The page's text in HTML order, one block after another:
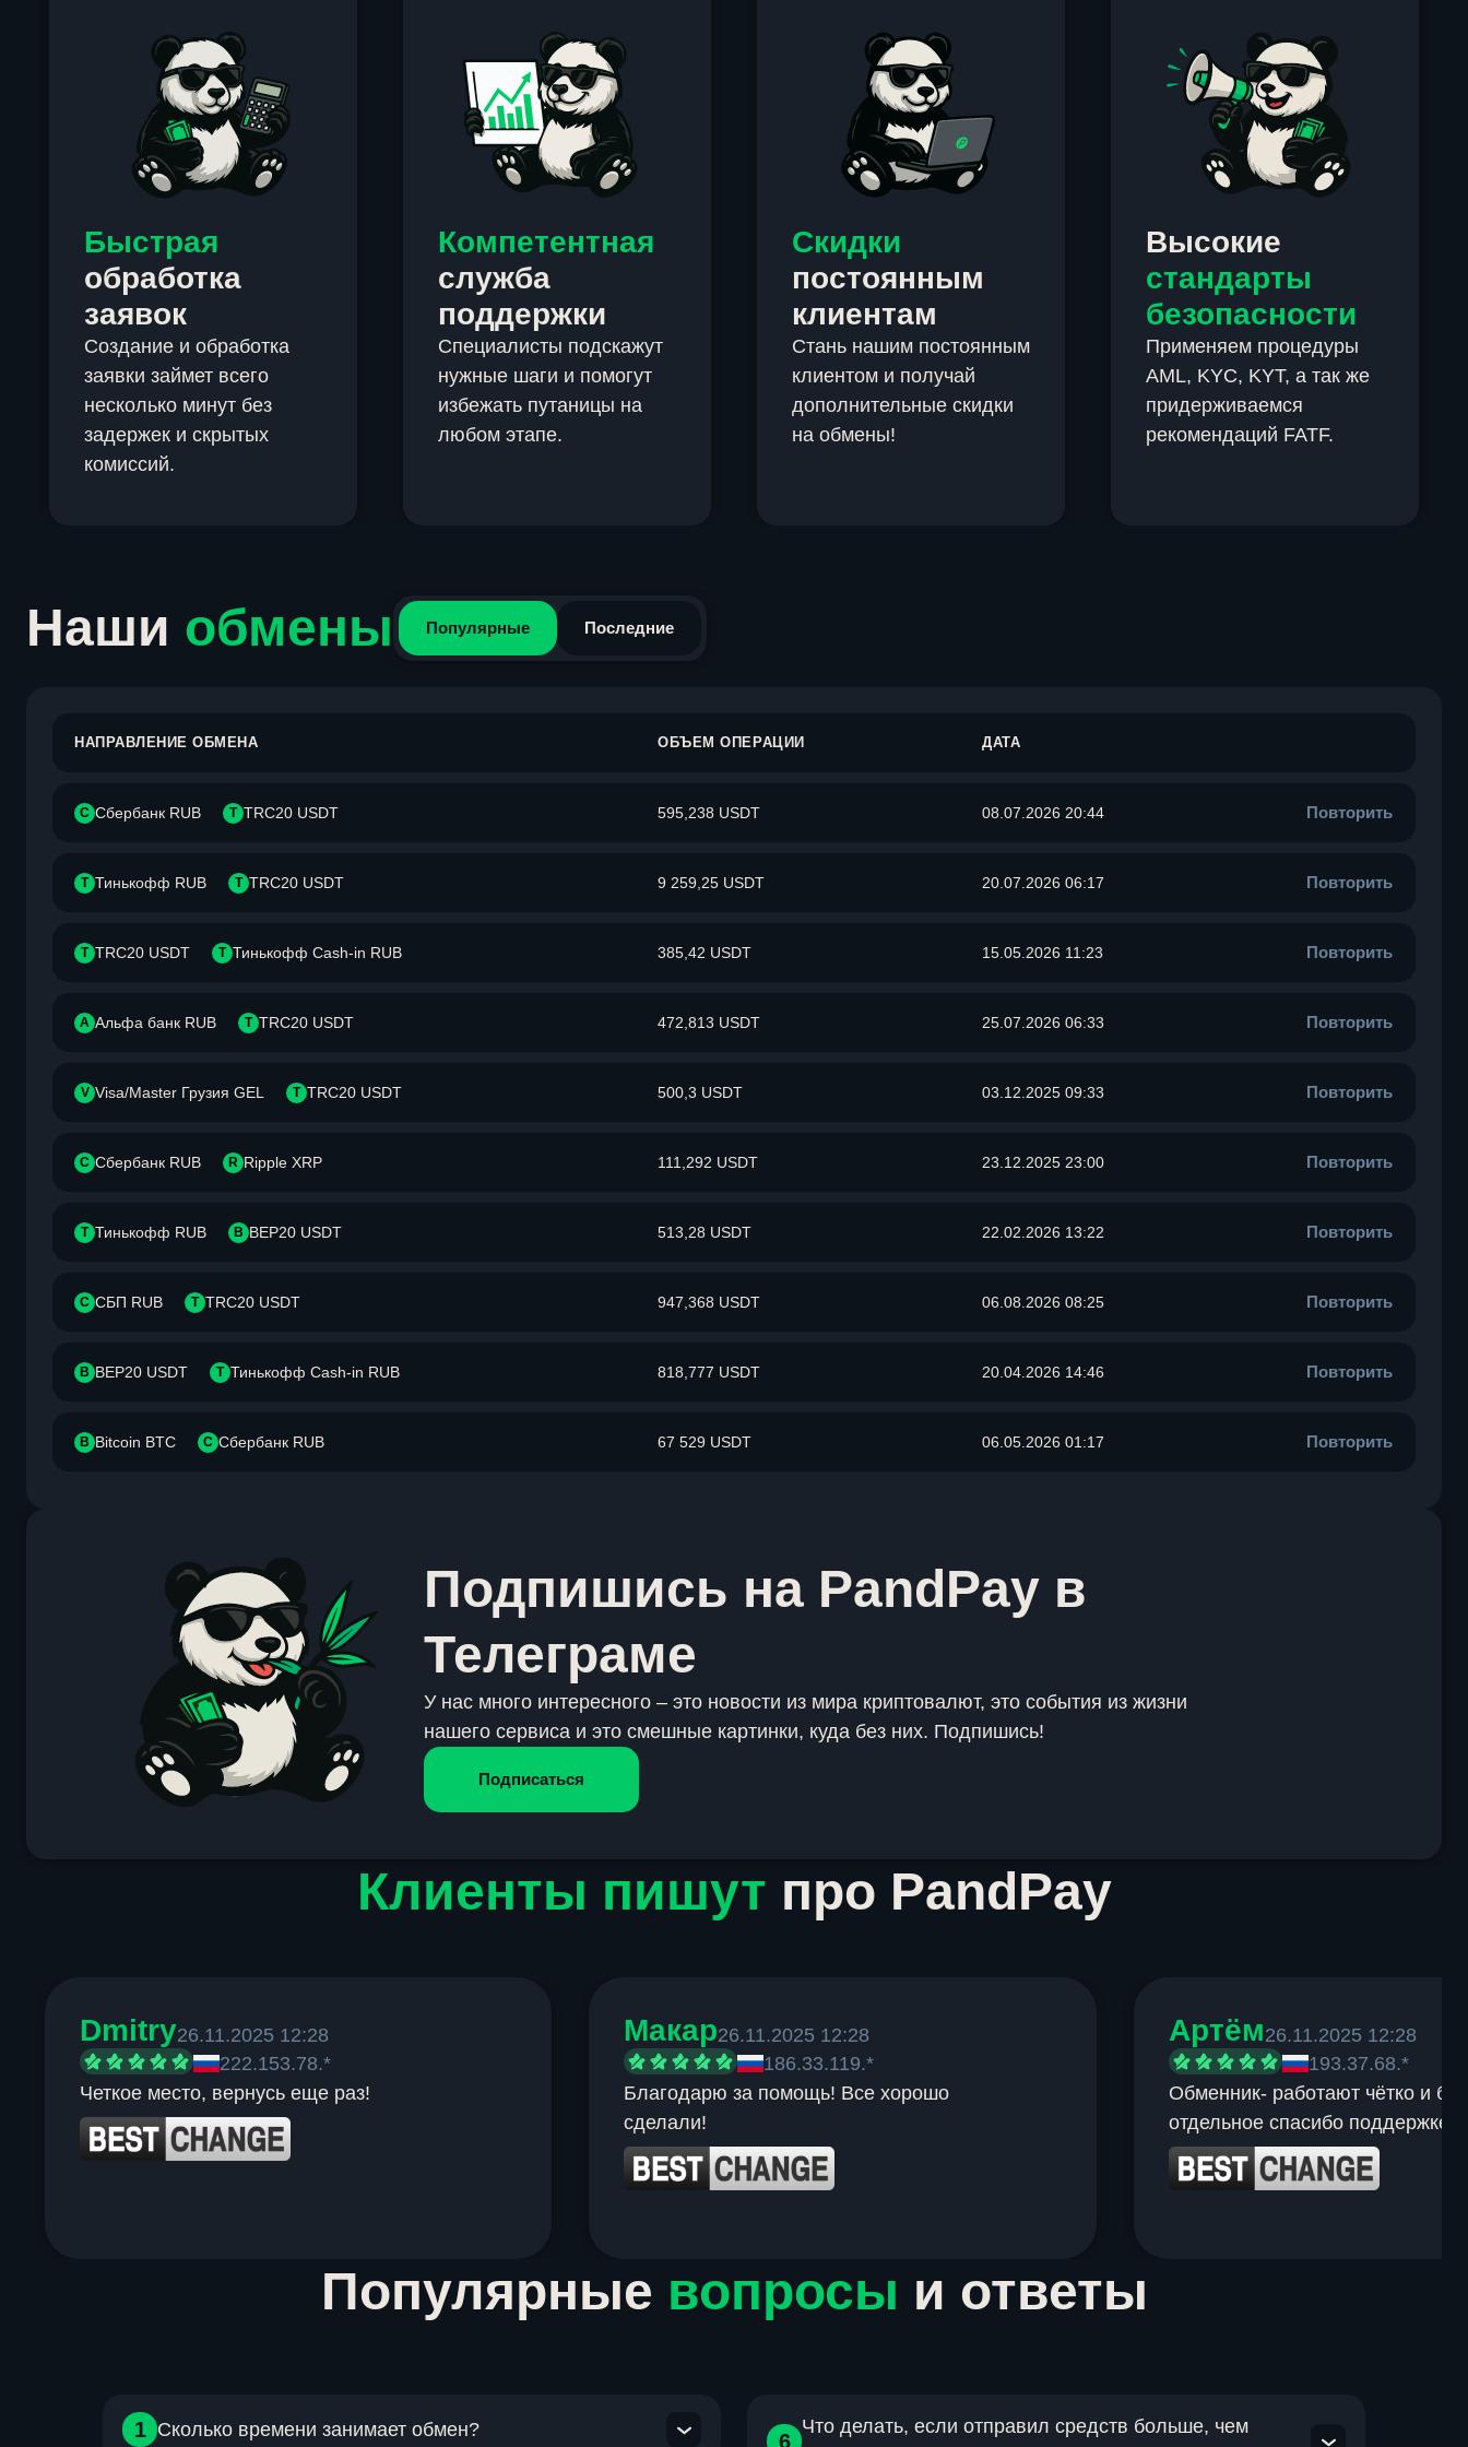
Быстрая
обработка
заявок
Создание и обработка
заявки займет всего
несколько минут без
задержек и скрытых
комиссий.
Компетентная
служба
поддержки
Специалисты подскажут
нужные шаги и помогут
избежать путаницы на
любом этапе.
Скидки
постоянным
клиентам
Стань нашим постоянным
клиентом и получай
дополнительные скидки
на обмены!
Высокие
стандарты
безопасности
Применяем процедуры
AML, KYC, KYT, а так же
придерживаемся
рекомендаций FATF.
Наши обмены Популярные Последние
НАПРАВЛЕНИЕ ОБМЕНА ОБЪЕМ ОПЕРАЦИИ ДАТА
С Сбербанк RUB T TRC20 USDT 595,238 USDT 08.07.2026 20:44 Повторить
Т Тинькофф RUB T TRC20 USDT 9 259,25 USDT 20.07.2026 06:17 Повторить
T TRC20 USDT Т Тинькофф Cash-in RUB 385,42 USDT 15.05.2026 11:23 Повторить
А Альфа банк RUB T TRC20 USDT 472,813 USDT 25.07.2026 06:33 Повторить
V Visa/Master Грузия GEL T TRC20 USDT 500,3 USDT 03.12.2025 09:33 Повторить
С Сбербанк RUB R Ripple XRP 111,292 USDT 23.12.2025 23:00 Повторить
Т Тинькофф RUB B BEP20 USDT 513,28 USDT 22.02.2026 13:22 Повторить
С СБП RUB T TRC20 USDT 947,368 USDT 06.08.2026 08:25 Повторить
B BEP20 USDT Т Тинькофф Cash-in RUB 818,777 USDT 20.04.2026 14:46 Повторить
B Bitcoin BTC С Сбербанк RUB 67 529 USDT 06.05.2026 01:17 Повторить
Подпишись на PandPay в
Телеграме
У нас много интересного – это новости из мира криптовалют, это события из жизни
нашего сервиса и это смешные картинки, куда без них. Подпишись!
Подписаться
Клиенты пишут про PandPay
Dmitry26.11.2025 12:28
222.153.78.*
Четкое место, вернусь еще раз!
Макар26.11.2025 12:28
186.33.119.*
Благодарю за помощь! Все хорошо
сделали!
Артём26.11.2025 12:28
193.37.68.*
Обменник- работают чётко и
отдельное спасибо поддержке.
Популярные вопросы и ответы
1 Сколько времени занимает обмен?
6
Что делать, если отправил средств больше, чем